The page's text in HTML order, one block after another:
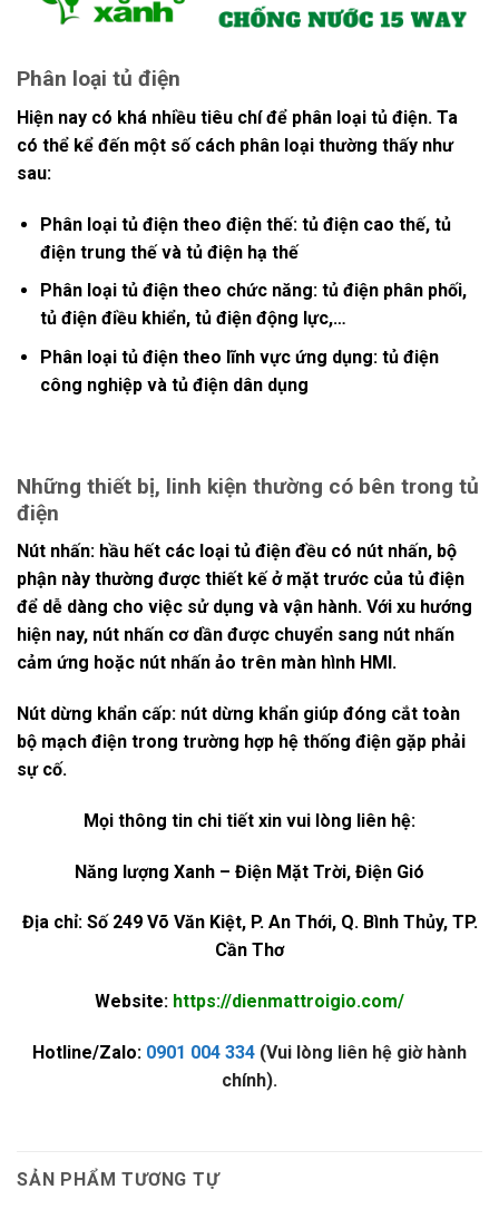
Phân loại tủ điện
Hiện nay có khá nhiều tiêu chí để phân loại tủ điện. Ta
có thể kể đến một số cách phân loại thường thấy như
sau:
Phân loại tủ điện theo điện thế: tủ điện cao thế, tủ
điện trung thế và tủ điện hạ thế
Phân loại tủ điện theo chức năng: tủ điện phân phối,
tủ điện điều khiển, tủ điện động lực,…
Phân loại tủ điện theo lĩnh vực ứng dụng: tủ điện
công nghiệp và tủ điện dân dụng
Những thiết bị, linh kiện thường có bên trong tủ
điện
Nút nhấn: hầu hết các loại tủ điện đều có nút nhấn, bộ
phận này thường được thiết kế ở mặt trước của tủ điện
để dễ dàng cho việc sử dụng và vận hành. Với xu hướng
hiện nay, nút nhấn cơ dần được chuyển sang nút nhấn
cảm ứng hoặc nút nhấn ảo trên màn hình HMI.
Nút dừng khẩn cấp: nút dừng khẩn giúp đóng cắt toàn
bộ mạch điện trong trường hợp hệ thống điện gặp phải
sự cố.
Mọi thông tin chi tiết xin vui lòng liên hệ:
Năng lượng Xanh – Điện Mặt Trời, Điện Gió
Địa chỉ: Số 249 Võ Văn Kiệt, P. An Thới, Q. Bình Thủy, TP.
Cần Thơ
Website: https://dienmattroigio.com/
Hotline/Zalo: 0901 004 334 (Vui lòng liên hệ giờ hành
chính).
SẢN PHẨM TƯƠNG TỰ